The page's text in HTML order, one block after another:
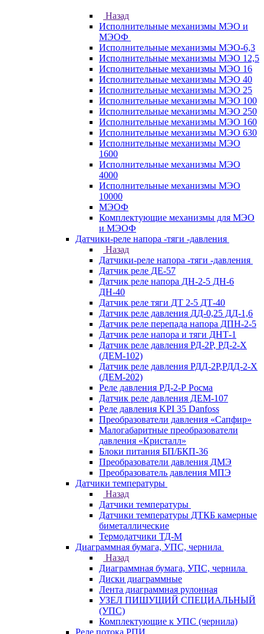
Назад
Исполнительные механизмы МЭО и
МЭОФ
Исполнительные механизмы МЭО-6,3
Исполнительные механизмы МЭО 12,5
Исполнительные механизмы МЭО 16
Исполнительные механизмы МЭО 40
Исполнительные механизмы МЭО 25
Исполнительные механизмы МЭО 100
Исполнительные механизмы МЭО 250
Исполнительные механизмы МЭО 160
Исполнительные механизмы МЭО 630
Исполнительные механизмы МЭО
1600
Исполнительные механизмы МЭО
4000
Исполнительные механизмы МЭО
10000
МЭОФ
Комплектующие механизмы для МЭО
и МЭОФ
Датчики-реле напора -тяги -давления
Назад
Датчики-реле напора -тяги -давления
Датчик реле ДЕ-57
Датчик реле напора ДН-2-5 ДН-6
ДН-40
Датчик реле тяги ДТ 2-5 ДТ-40
Датчик реле давления ДД-0,25 ДД-1,6
Датчик реле перепада напора ДПН-2-5
Датчик реле напора и тяги ДНТ-1
Датчик реле давления РД-2Р, РД-2-Х
(ДЕМ-102)
Датчик реле давления РДД-2Р,РДД-2-Х
(ДЕМ-202)
Реле давления РД-2-Р Росма
Датчик реле давления ДЕМ-107
Реле давления KPI 35 Danfoss
Преобразователи давления «Сапфир»
Малогабаритные преобразователи
давления «Кристалл»
Блоки питания БП/БКП-36
Преобразователи давления ДМЭ
Преобразователь давления МПЭ
Датчики температуры
Назад
Датчики температуры
Датчики температуры ДТКБ камерные
биметаллические
Термодатчики ТД-М
Диаграммная бумага, УПС, чернила
Назад
Диаграммная бумага, УПС, чернила
Диски диаграммные
Лента диаграммная рулонная
УЗЕЛ ПИШУЩИЙ СПЕЦИАЛЬНЫЙ
(УПС)
Комплектующие к УПС (чернила)
Реле потока РПИ